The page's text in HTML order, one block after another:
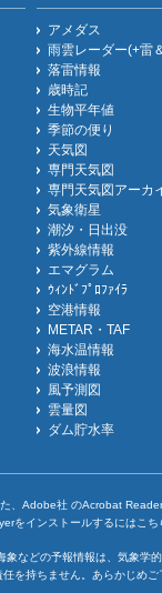
アメダス
雨雲レーダー(+雷
落雷情報
歳時記
生物平年値
季節の便り
天気図
専門天気図
専門天気図アーカ
気象衛星
潮汐・日出没
紫外線情報
エマグラム
ｳｨﾝﾄﾞﾌﾟﾛﾌｧｲﾗ
空港情報
METAR・TAF
海水温情報
波浪情報
風予測図
雲量図
ダム貯水率
、Adobe社 のAcrobat
をインストールするには こち
などの予報情報は、気象
を持ちません。あらかじめ